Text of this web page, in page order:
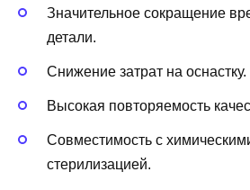
Значительное сокращение
детали.
Снижение затрат на оснастку.
Высокая повторяемость
Совместимость с
стерилизацией.